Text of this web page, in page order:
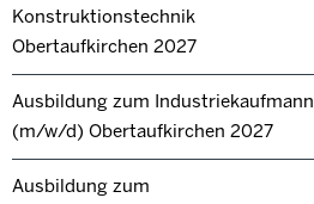
Konstruktionstechnik
Obertaufkirchen 2027
Ausbildung zum Industriekaufmann
(m/w/d) Obertaufkirchen 2027
Ausbildung zum